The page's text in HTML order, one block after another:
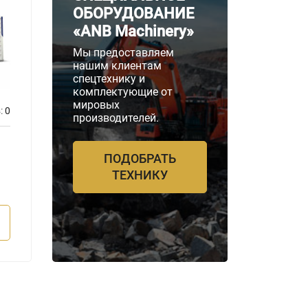
0 Отзывов:
Бренд двигателя
Perkins
Мощность
2200 кВА
ПОДРОБНЕЕ
ОБОРУДОВАНИЕ
«ANB Machinery»
Мы предоставляем
нашим клиентам
спецтехнику и
комплектующие от
мировых
производителей.
ПОДОБРАТЬ
ТЕХНИКУ